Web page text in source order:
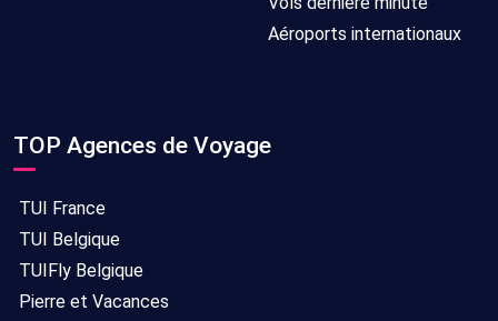
Aéroports internationaux
TOP Agences de Voyage
TUI France
TUI Belgique
TUIFly Belgique
Pierre et Vacances